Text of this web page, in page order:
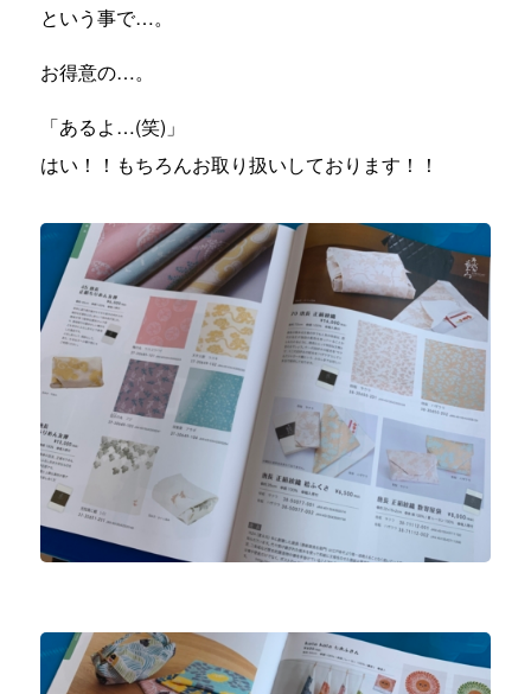
という事で…。
お得意の…。
「あるよ…(笑)」
はい！！もちろんお取り扱いしております！！